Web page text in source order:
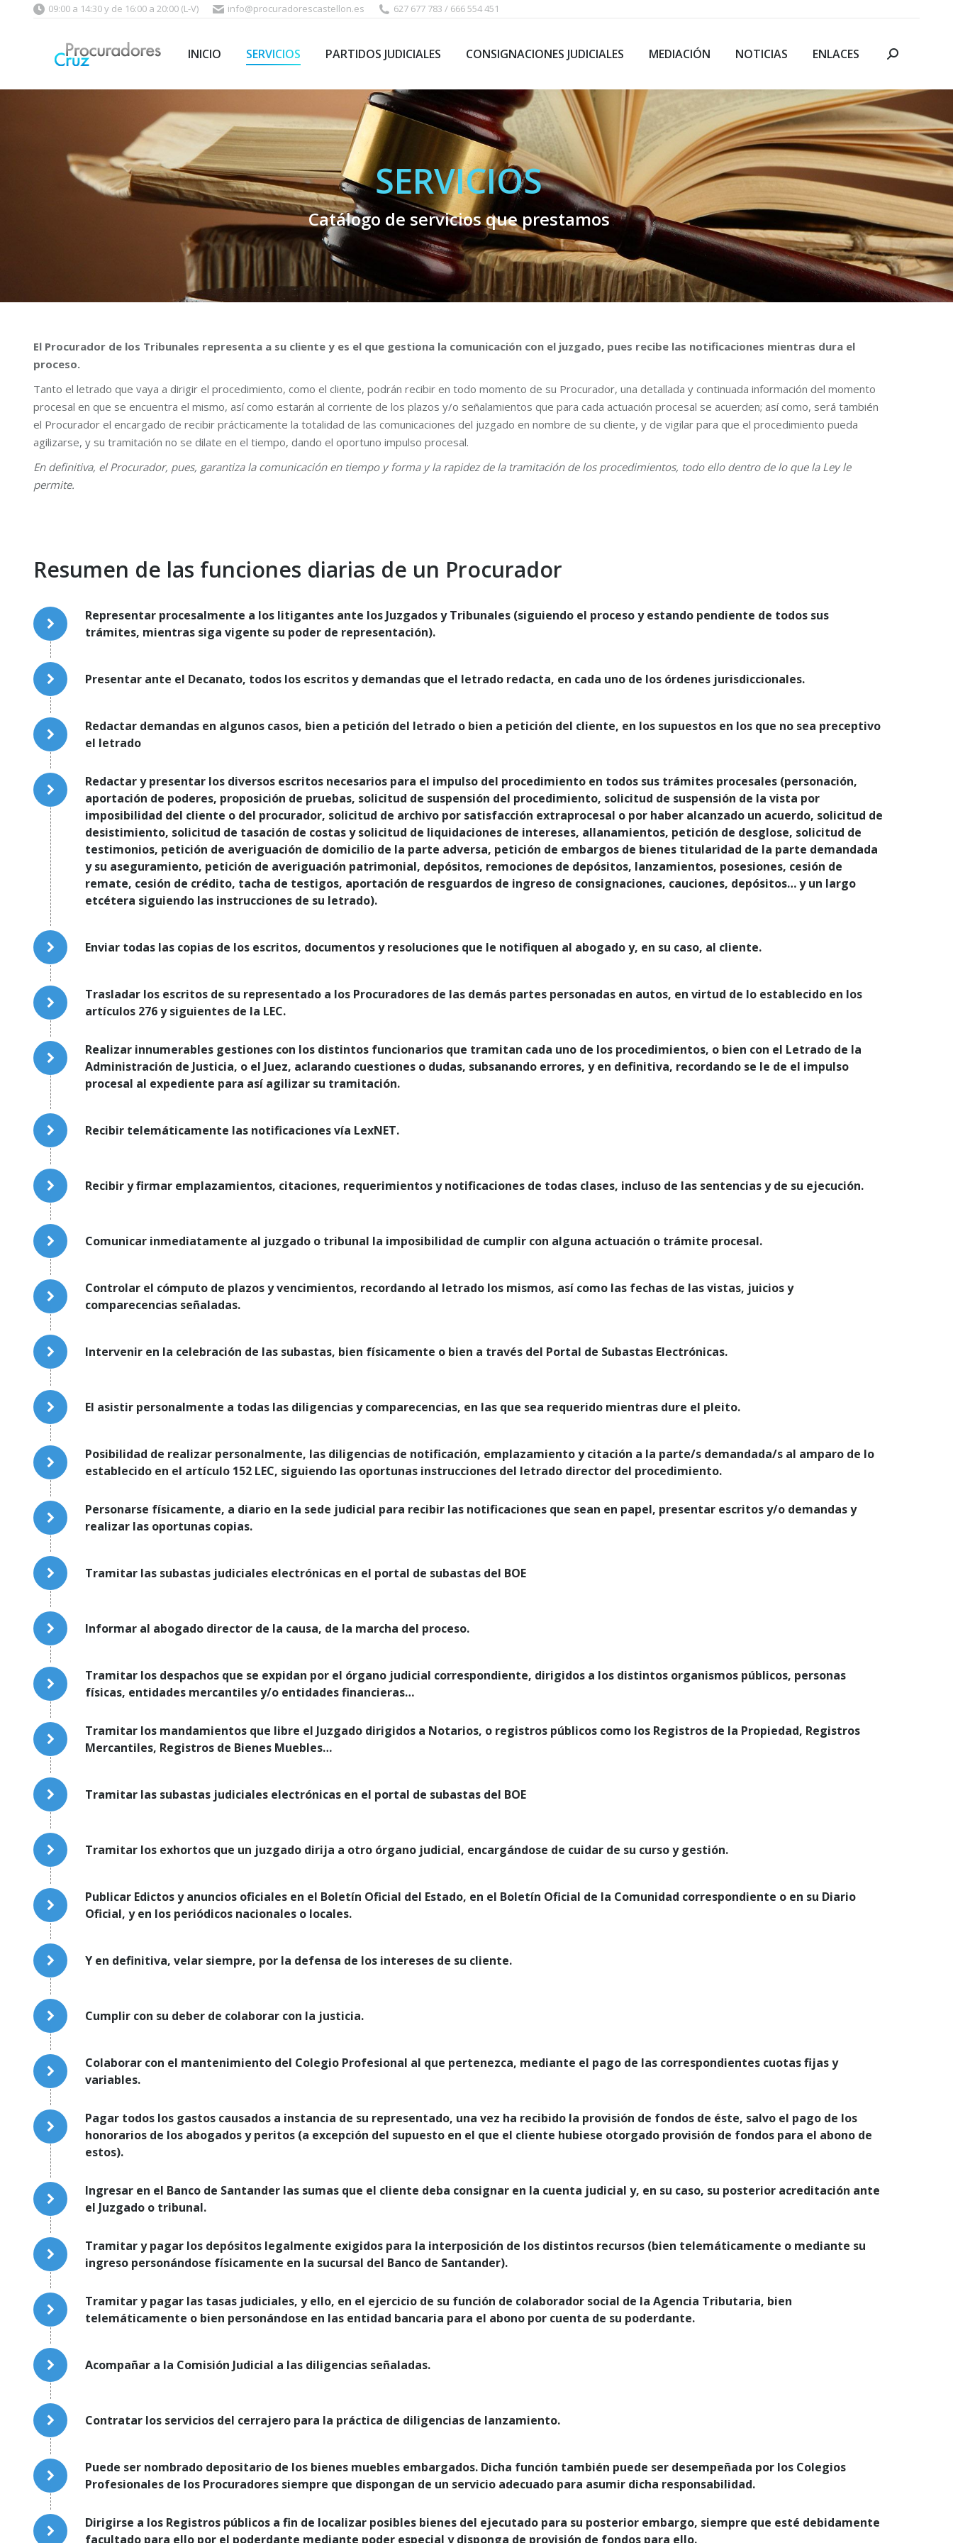
09:00 a 14:30 y de 16:00 a 20:00 (L-V) info@procuradorescastellon.es 627 677 783 / 666 554 451
INICIO SERVICIOS PARTIDOS JUDICIALES CONSIGNACIONES JUDICIALES MEDIACIÓN NOTICIAS ENLACES Buscar:
SERVICIOS
Catálogo de servicios que prestamos
El Procurador de los Tribunales representa a su cliente y es el que gestiona la comunicación con el juzgado, pues recibe las notificaciones mientras dura el
proceso.
Tanto el letrado que vaya a dirigir el procedimiento, como el cliente, podrán recibir en todo momento de su Procurador, una detallada y continuada información del momento
procesal en que se encuentra el mismo, así como estarán al corriente de los plazos y/o señalamientos que para cada actuación procesal se acuerden; así como, será también
el Procurador el encargado de recibir prácticamente la totalidad de las comunicaciones del juzgado en nombre de su cliente, y de vigilar para que el procedimiento pueda
agilizarse, y su tramitación no se dilate en el tiempo, dando el oportuno impulso procesal.
En definitiva, el Procurador, pues, garantiza la comunicación en tiempo y forma y la rapidez de la tramitación de los procedimientos, todo ello dentro de lo que la Ley le
permite.
Resumen de las funciones diarias de un Procurador
Representar procesalmente a los litigantes ante los Juzgados y Tribunales (siguiendo el proceso y estando pendiente de todos sus
trámites, mientras siga vigente su poder de representación).
Presentar ante el Decanato, todos los escritos y demandas que el letrado redacta, en cada uno de los órdenes jurisdiccionales.
Redactar demandas en algunos casos, bien a petición del letrado o bien a petición del cliente, en los supuestos en los que no sea preceptivo
el letrado
Redactar y presentar los diversos escritos necesarios para el impulso del procedimiento en todos sus trámites procesales (personación,
aportación de poderes, proposición de pruebas, solicitud de suspensión del procedimiento, solicitud de suspensión de la vista por
imposibilidad del cliente o del procurador, solicitud de archivo por satisfacción extraprocesal o por haber alcanzado un acuerdo, solicitud de
desistimiento, solicitud de tasación de costas y solicitud de liquidaciones de intereses, allanamientos, petición de desglose, solicitud de
testimonios, petición de averiguación de domicilio de la parte adversa, petición de embargos de bienes titularidad de la parte demandada
y su aseguramiento, petición de averiguación patrimonial, depósitos, remociones de depósitos, lanzamientos, posesiones, cesión de
remate, cesión de crédito, tacha de testigos, aportación de resguardos de ingreso de consignaciones, cauciones, depósitos… y un largo
etcétera siguiendo las instrucciones de su letrado).
Enviar todas las copias de los escritos, documentos y resoluciones que le notifiquen al abogado y, en su caso, al cliente.
Trasladar los escritos de su representado a los Procuradores de las demás partes personadas en autos, en virtud de lo establecido en los
artículos 276 y siguientes de la LEC.
Realizar innumerables gestiones con los distintos funcionarios que tramitan cada uno de los procedimientos, o bien con el Letrado de la
Administración de Justicia, o el Juez, aclarando cuestiones o dudas, subsanando errores, y en definitiva, recordando se le de el impulso
procesal al expediente para así agilizar su tramitación.
Recibir telemáticamente las notificaciones vía LexNET.
Recibir y firmar emplazamientos, citaciones, requerimientos y notificaciones de todas clases, incluso de las sentencias y de su ejecución.
Comunicar inmediatamente al juzgado o tribunal la imposibilidad de cumplir con alguna actuación o trámite procesal.
Controlar el cómputo de plazos y vencimientos, recordando al letrado los mismos, así como las fechas de las vistas, juicios y
comparecencias señaladas.
Intervenir en la celebración de las subastas, bien físicamente o bien a través del Portal de Subastas Electrónicas.
El asistir personalmente a todas las diligencias y comparecencias, en las que sea requerido mientras dure el pleito.
Posibilidad de realizar personalmente, las diligencias de notificación, emplazamiento y citación a la parte/s demandada/s al amparo de lo
establecido en el artículo 152 LEC, siguiendo las oportunas instrucciones del letrado director del procedimiento.
Personarse físicamente, a diario en la sede judicial para recibir las notificaciones que sean en papel, presentar escritos y/o demandas y
realizar las oportunas copias.
Tramitar las subastas judiciales electrónicas en el portal de subastas del BOE
Informar al abogado director de la causa, de la marcha del proceso.
Tramitar los despachos que se expidan por el órgano judicial correspondiente, dirigidos a los distintos organismos públicos, personas
físicas, entidades mercantiles y/o entidades financieras…
Tramitar los mandamientos que libre el Juzgado dirigidos a Notarios, o registros públicos como los Registros de la Propiedad, Registros
Mercantiles, Registros de Bienes Muebles…
Tramitar las subastas judiciales electrónicas en el portal de subastas del BOE
Tramitar los exhortos que un juzgado dirija a otro órgano judicial, encargándose de cuidar de su curso y gestión.
Publicar Edictos y anuncios oficiales en el Boletín Oficial del Estado, en el Boletín Oficial de la Comunidad correspondiente o en su Diario
Oficial, y en los periódicos nacionales o locales.
Y en definitiva, velar siempre, por la defensa de los intereses de su cliente.
Cumplir con su deber de colaborar con la justicia.
Colaborar con el mantenimiento del Colegio Profesional al que pertenezca, mediante el pago de las correspondientes cuotas fijas y
variables.
Pagar todos los gastos causados a instancia de su representado, una vez ha recibido la provisión de fondos de éste, salvo el pago de los
honorarios de los abogados y peritos (a excepción del supuesto en el que el cliente hubiese otorgado provisión de fondos para el abono de
estos).
Ingresar en el Banco de Santander las sumas que el cliente deba consignar en la cuenta judicial y, en su caso, su posterior acreditación ante
el Juzgado o tribunal.
Tramitar y pagar los depósitos legalmente exigidos para la interposición de los distintos recursos (bien telemáticamente o mediante su
ingreso personándose físicamente en la sucursal del Banco de Santander).
Tramitar y pagar las tasas judiciales, y ello, en el ejercicio de su función de colaborador social de la Agencia Tributaria, bien
telemáticamente o bien personándose en las entidad bancaria para el abono por cuenta de su poderdante.
Acompañar a la Comisión Judicial a las diligencias señaladas.
Contratar los servicios del cerrajero para la práctica de diligencias de lanzamiento.
Puede ser nombrado depositario de los bienes muebles embargados. Dicha función también puede ser desempeñada por los Colegios
Profesionales de los Procuradores siempre que dispongan de un servicio adecuado para asumir dicha responsabilidad.
Dirigirse a los Registros públicos a fin de localizar posibles bienes del ejecutado para su posterior embargo, siempre que esté debidamente
facultado para ello por el poderdante mediante poder especial y disponga de provisión de fondos para ello.